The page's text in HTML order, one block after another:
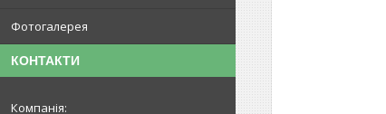
Фотогалерея
КОНТАКТИ